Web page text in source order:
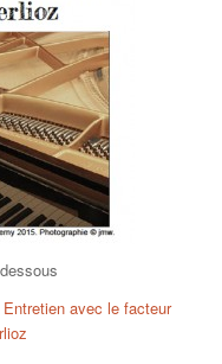
avec le facteur